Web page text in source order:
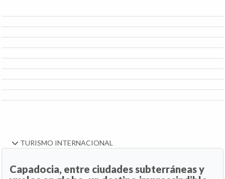
TURISMO INTERNACIONAL
Capadocia, entre ciudades subterráneas y